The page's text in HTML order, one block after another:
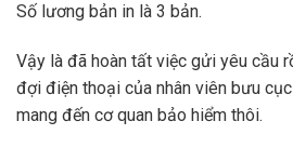
Số lương bản in là 3 bản.
Vậy là đã hoàn tất việc gửi yêu cầu
đợi điện thoại của nhân viên bưu
mang đến cơ quan bảo hiểm thôi.